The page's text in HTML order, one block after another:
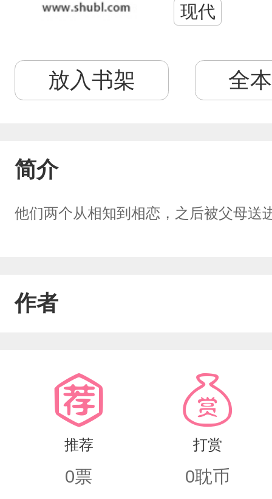
现代
放入书架 全
简介
他们两个从相知到相恋，之后被父母送
作者
推荐
0票
打赏
0耽币